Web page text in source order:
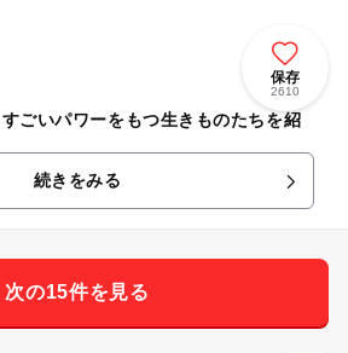
保存
2610
ごいパワーをもつ生きものたちを紹
続きをみる
次の15件を見る